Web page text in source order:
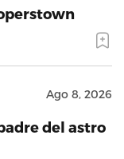
Ago 8, 2026
del astro